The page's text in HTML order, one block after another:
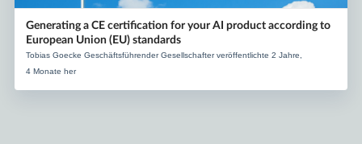
Generating a CE certification for your AI product according to
European Union (EU) standards
Tobias Goecke Geschäftsführender Gesellschafter veröffentlichte 2 Jahre,
4 Monate her